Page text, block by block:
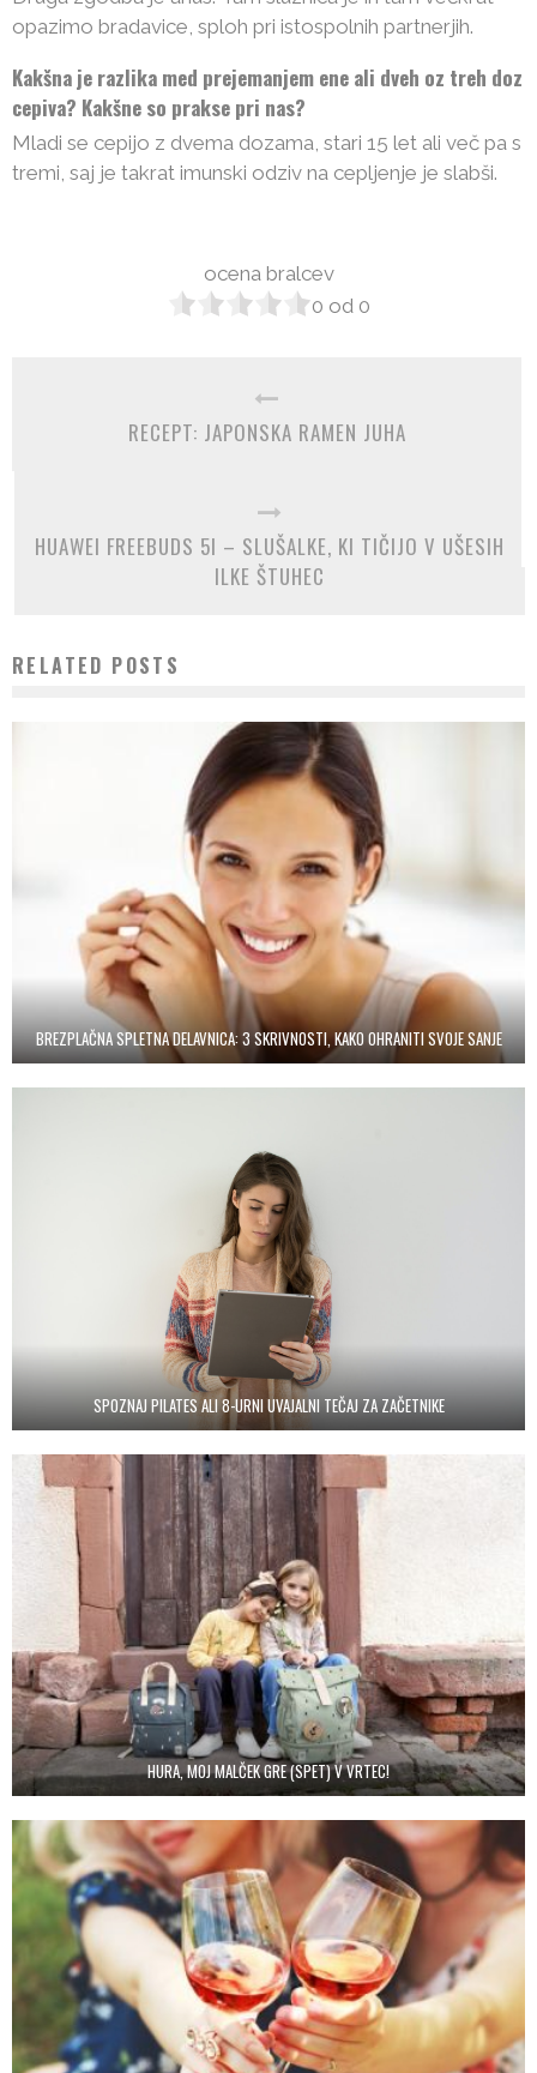
opazimo bradavice, sploh pri istospolnih partnerjih.
Kakšna je razlika med prejemanjem ene ali dveh oz treh doz
cepiva? Kakšne so prakse pri nas?
Mladi se cepijo z dvema dozama, stari 15 let ali več pa s
tremi, saj je takrat imunski odziv na cepljenje je slabši.
ocena bralcev
0 od 0
RECEPT: JAPONSKA RAMEN JUHA
HUAWEI FREEBUDS 5I – SLUŠALKE, KI TIČIJO V UŠESIH
ILKE ŠTUHEC
RELATED POSTS
BREZPLAČNA SPLETNA DELAVNICA: 3 SKRIVNOSTI, KAKO OHRANITI SVOJE SANJE
SPOZNAJ PILATES ALI 8-URNI UVAJALNI TEČAJ ZA ZAČETNIKE
HURA, MOJ MALČEK GRE (SPET) V VRTEC!